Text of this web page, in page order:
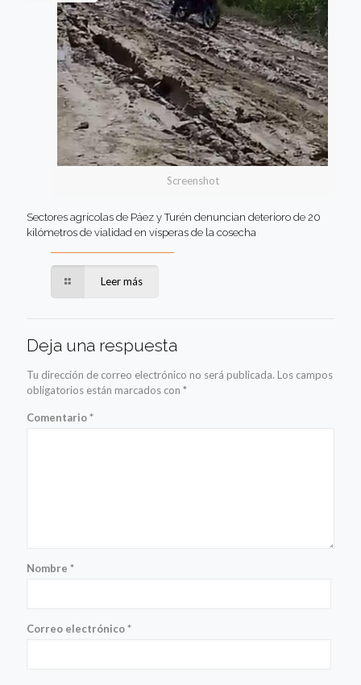
Screenshot
Sectores agrícolas de Páez y Turén denuncian deterioro de 20
kilómetros de vialidad en vísperas de la cosecha
Leer más
Deja una respuesta
Tu dirección de correo electrónico no será publicada. Los campos
obligatorios están marcados con *
Comentario*
Nombre *
Correo electrónico*